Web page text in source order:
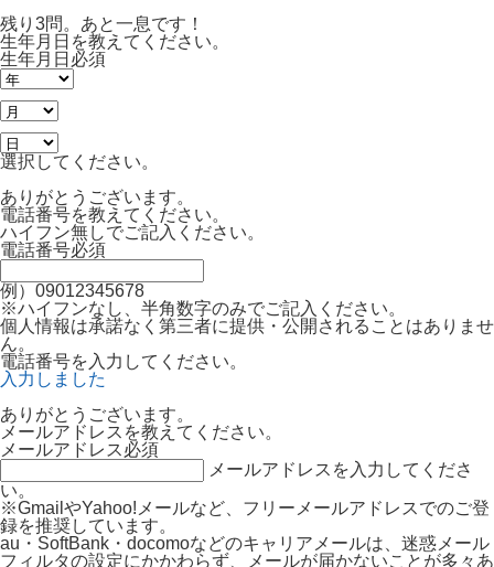
残り3問。あと一息です！
生年月日を教えてください。
生年月日 必須
選択してください。
ありがとうございます。
電話番号を教えてください。
ハイフン無しでご記入ください。
電話番号必須
例）09012345678
※ハイフンなし、半角数字のみでご記入ください。
個人情報は承諾なく第三者に提供・公開されることはありませ
ん。
電話番号を入力してください。
入力しました
ありがとうございます。
メールアドレスを教えてください。
メールアドレス必須
メールアドレスを入力してくださ
い。
※GmailやYahoo!メールなど、フリーメールアドレスでのご登
録を推奨しています。
au・SoftBank・docomoなどのキャリアメールは、迷惑メール
フィルタの設定にかかわらず、メールが届かないことが多々あ